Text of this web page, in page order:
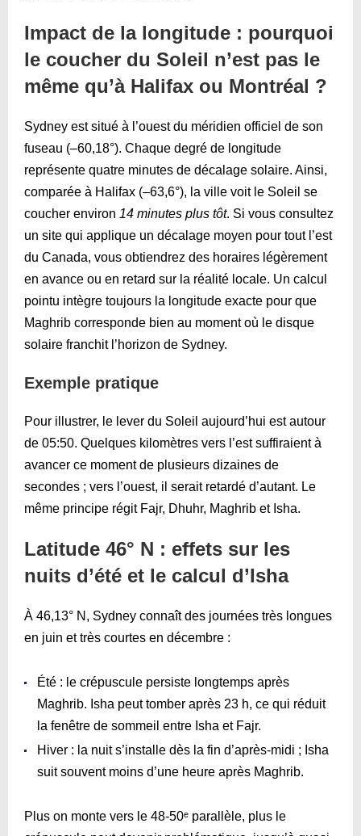
Impact de la longitude : pourquoi
le coucher du Soleil n’est pas le
même qu’à Halifax ou Montréal ?
Sydney est situé à l’ouest du méridien officiel de son
fuseau (–60,18°). Chaque degré de longitude
représente quatre minutes de décalage solaire. Ainsi,
comparée à Halifax (–63,6°), la ville voit le Soleil se
coucher environ 14 minutes plus tôt. Si vous consultez
un site qui applique un décalage moyen pour tout l’est
du Canada, vous obtiendrez des horaires légèrement
en avance ou en retard sur la réalité locale. Un calcul
pointu intègre toujours la longitude exacte pour que
Maghrib corresponde bien au moment où le disque
solaire franchit l’horizon de Sydney.
Exemple pratique
Pour illustrer, le lever du Soleil aujourd’hui est autour
de 05:50. Quelques kilomètres vers l’est suffiraient à
avancer ce moment de plusieurs dizaines de
secondes ; vers l’ouest, il serait retardé d’autant. Le
même principe régit Fajr, Dhuhr, Maghrib et Isha.
Latitude 46° N : effets sur les
nuits d’été et le calcul d’Isha
À 46,13° N, Sydney connaît des journées très longues
en juin et très courtes en décembre :
Été : le crépuscule persiste longtemps après
Maghrib. Isha peut tomber après 23 h, ce qui réduit
la fenêtre de sommeil entre Isha et Fajr.
Hiver : la nuit s’installe dès la fin d’après-midi ; Isha
suit souvent moins d’une heure après Maghrib.
Plus on monte vers le 48-50ᵉ parallèle, plus le